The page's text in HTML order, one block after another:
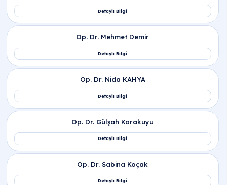
Evde doğurganlık takibi sağlayan ovülasyon
testi nedir ve ovülasyon testi ne demek?
Gebelik planlayan çiftlerde ovülasyon takibi
nasıl yapılır?
Gebelik şüphesi taşıyanlarda ovülasyon
Yumurtlama sürecinde görülen ovülasyon
döneminde kan gelmesi normal midir?
Kullanıcı deneyimlerinde ovülasyon testi
kalanlar ne öneriyor?